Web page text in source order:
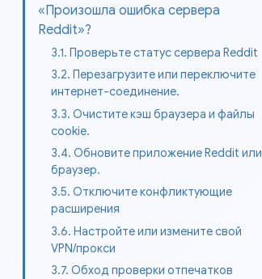
«Произошла ошибка сервера
Reddit»?
3.1. Проверьте статус сервера Reddit
3.2. Перезагрузите или переключите
интернет-соединение.
3.3. Очистите кэш браузера и файлы
cookie.
3.4. Обновите приложение Reddit или
браузер.
3.5. Отключите конфликтующие
расширения
3.6. Настройте или измените свой
VPN/прокси
3.7. Обход проверки отпечатков